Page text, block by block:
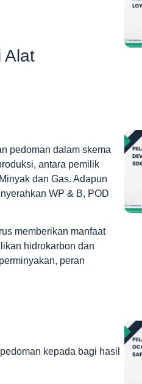
Alat
pedoman dalam skema
antara pemilik
dan Gas. Adapun
WP & B, POD
memberikan manfaat
hidrokarbon dan
peran
kepada bagi hasil